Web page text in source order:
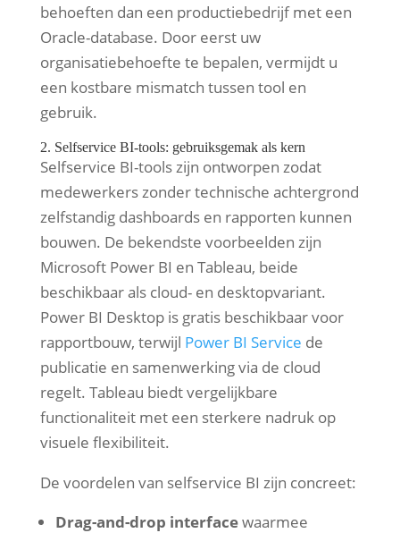
behoeften dan een productiebedrijf met een
Oracle-database. Door eerst uw
organisatiebehoefte te bepalen, vermijdt u
een kostbare mismatch tussen tool en
gebruik.
2. Selfservice BI-tools: gebruiksgemak als kern
Selfservice BI-tools zijn ontworpen zodat
medewerkers zonder technische achtergrond
zelfstandig dashboards en rapporten kunnen
bouwen. De bekendste voorbeelden zijn
Microsoft Power BI en Tableau, beide
beschikbaar als cloud- en desktopvariant.
Power BI Desktop is gratis beschikbaar voor
rapportbouw, terwijl Power BI Service de
publicatie en samenwerking via de cloud
regelt. Tableau biedt vergelijkbare
functionaliteit met een sterkere nadruk op
visuele flexibiliteit.
De voordelen van selfservice BI zijn concreet:
Drag-and-drop interfacewaarmee